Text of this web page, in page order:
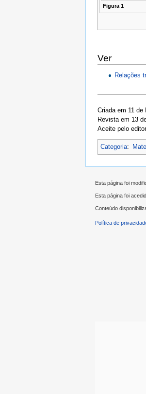
Figura 1
Ver
Relações
Criada em 11 de
Revista em 13
Aceite pelo
Categoria:
Esta página foi
Esta página foi
Conteúdo
Política de